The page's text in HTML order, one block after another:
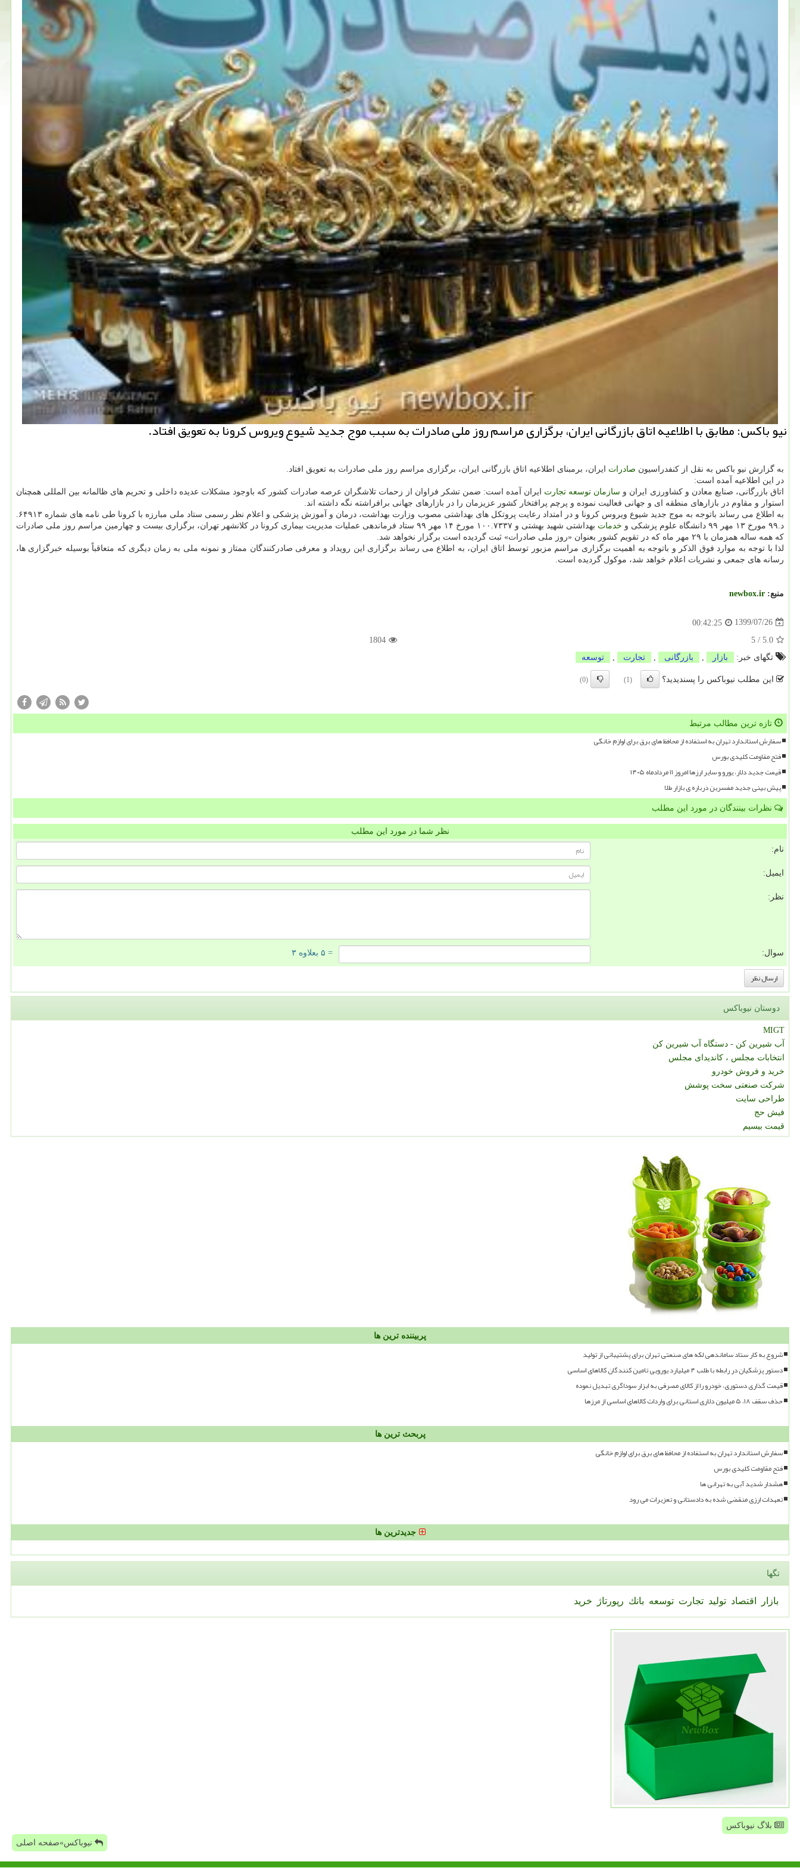
نیو باكس: مطابق با اطلاعیه اتاق بازرگانی ایران، برگزاری مراسم روز ملی صادرات به سبب موج جدید شیوع ویروس كرونا به تعویق افتاد.
به گزارش نیو باکس به نقل از کنفدراسیون صادرات ایران، برمبنای اطلاعیه اتاق بازرگانی ایران، برگزاری مراسم روز ملی صادرات به تعویق افتاد.
در این اطلاعیه آمده است:
اتاق بازرگانی، صنایع معادن و کشاورزی ایران و سازمان توسعه تجارت ایران آمده است: ضمن تشکر فراوان از زحمات تلاشگران عرصه صادرات کشور که باوجود مشکلات عدیده داخلی و تحریم های ظالمانه بین المللی همچنان
استوار و مقاوم در بازارهای منطقه ای و جهانی فعالیت نموده و پرچم پرافتخار کشور عزیزمان را در بازارهای جهانی برافراشته نگه داشته اند.
د.۹۹ مورخ ۱۳ مهر ۹۹ دانشگاه علوم پزشکی و
خدمات
بهداشتی شهید بهشتی و ۱۰۰.۷۳۳۷ مورخ ۱۴ مهر ۹۹ ستاد فرماندهی عملیات مدیریت بیماری کرونا در کلانشهر تهران، برگزاری بیست و چهارمین مراسم روز ملی صادرات
که همه ساله همزمان با ۲۹ مهر ماه که در تقویم کشور بعنوان «روز ملی صادرات» ثبت گردیده است برگزار نخواهد شد.
لذا با توجه به موارد فوق الذکر و باتوجه به اهمیت برگزاری مراسم مزبور توسط اتاق ایران، به اطلاع می رساند برگزاری این رویداد و معرفی صادرکنندگان ممتاز و نمونه ملی به زمان دیگری که متعاقباً بوسیله خبرگزاری ها،
رسانه های جمعی و نشریات اعلام خواهد شد، موکول گردیده است.
منبع: newbox.ir
1399/07/26
00:42:25
5.0
/
5
1804
تگهای خبر:
بازار , بازرگانی , تجارت , توسعه
این مطلب نیوباکس را پسندیدید؟ (1)
(0)
تازه ترین مطالب مرتبط
سفارش استاندارد تهران به استفاده از محافظ های برق برای لوازم خانگی
فتح مقاومت کلیدی بورس
قیمت جدید دلار، یورو و سایر ارزها امروز ۱۱ مردادماه ۱۴۰۵
پیش بینی جدید مفسرین درباره ی بازار طلا
نظرات بینندگان در مورد این مطلب
نظر شما در مورد این مطلب
نام:
ایمیل:
نظر:
سوال: = ۵ بعلاوه ۳
دوستان نیوباکس
MIGT
آب شیرین کن - دستگاه آب شیرین کن
انتخابات مجلس ، کاندیدای مجلس
خرید و فروش خودرو
شرکت صنعتی سخت پوشش
طراحی سایت
فیش حج
قیمت بیسیم
پربیننده ترین ها
شروع به کار ستاد ساماندهی لکه های صنعتی تهران برای پشتیبانی از تولید
دستور پزشکیان در رابطه با طلب ۴ میلیارد یورویی تامین کنندگان کالاهای اساسی
قیمت گذاری دستوری، خودرو را از کالای مصرفی به ابزار سوداگری تبدیل نموده
حذف سقف ۱۸، ۵ میلیون دلاری استانی برای واردات کالاهای اساسی از مرزها
پربحث ترین ها
سفارش استاندارد تهران به استفاده از محافظ های برق برای لوازم خانگی
فتح مقاومت کلیدی بورس
هشدار شدید آبی به تهرانی ها
تعهدات ارزی منقضی شده به دادستانی و تعزیرات می رود
جدیدترین ها
تگها
بازار اقتصاد تولید تجارت توسعه بانك رپورتاژ خرید
بلاگ نیوباکس
نیوباکس»صفحه اصلی